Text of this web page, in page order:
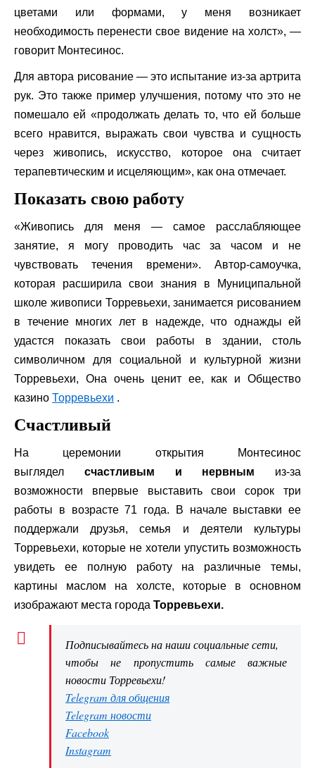
цветами или формами, у меня возникает
необходимость перенести свое видение на холст», —
говорит Монтесинос.
Для автора рисование — это испытание из-за артрита
рук. Это также пример улучшения, потому что это не
помешало ей «продолжать делать то, что ей больше
всего нравится, выражать свои чувства и сущность
через живопись, искусство, которое она считает
терапевтическим и исцеляющим», как она отмечает.
Показать свою работу
«Живопись для меня — самое расслабляющее
занятие, я могу проводить час за часом и не
чувствовать течения времени». Автор-самоучка,
которая расширила свои знания в Муниципальной
школе живописи Торревьехи, занимается рисованием
в течение многих лет в надежде, что однажды ей
удастся показать свои работы в здании, столь
символичном для социальной и культурной жизни
Торревьехи, Она очень ценит ее, как и Общество
казино Торревьехи .
Счастливый
На церемонии открытия Монтесинос
выглядел счастливым и нервным из-за
возможности впервые выставить свои сорок три
работы в возрасте 71 года. В начале выставки ее
поддержали друзья, семья и деятели культуры
Торревьехи, которые не хотели упустить возможность
увидеть ее полную работу на различные темы,
картины маслом на холсте, которые в основном
изображают места города Торревьехи.
Подписывайтесь на наши социальные сети,
чтобы не пропустить самые важные
новости Торревьехи!
Telegram для общения
Telegram новости
Facebook
Instagram